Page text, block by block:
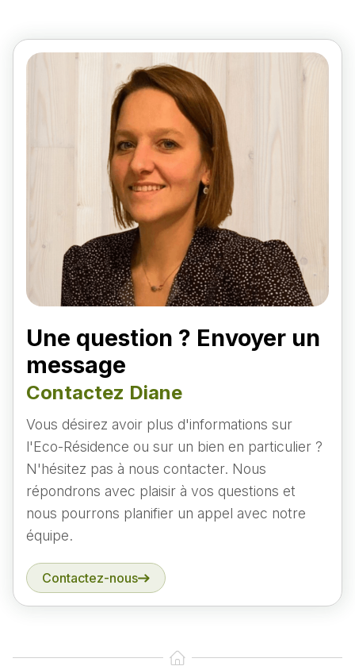
Une question ? Envoyer un
message
Contactez Diane
Vous désirez avoir plus d'informations sur
l'Eco-Résidence ou sur un bien en particulier ?
N'hésitez pas à nous contacter. Nous
répondrons avec plaisir à vos questions et
nous pourrons planifier un appel avec notre
équipe.
Contactez-nous